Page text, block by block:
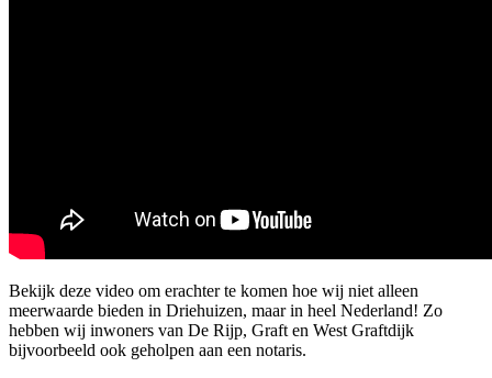
Bekijk deze video om erachter te komen hoe wij niet alleen
meerwaarde bieden in Driehuizen, maar in heel Nederland! Zo
hebben wij inwoners van De Rijp, Graft en West Graftdijk
bijvoorbeeld ook geholpen aan een notaris.